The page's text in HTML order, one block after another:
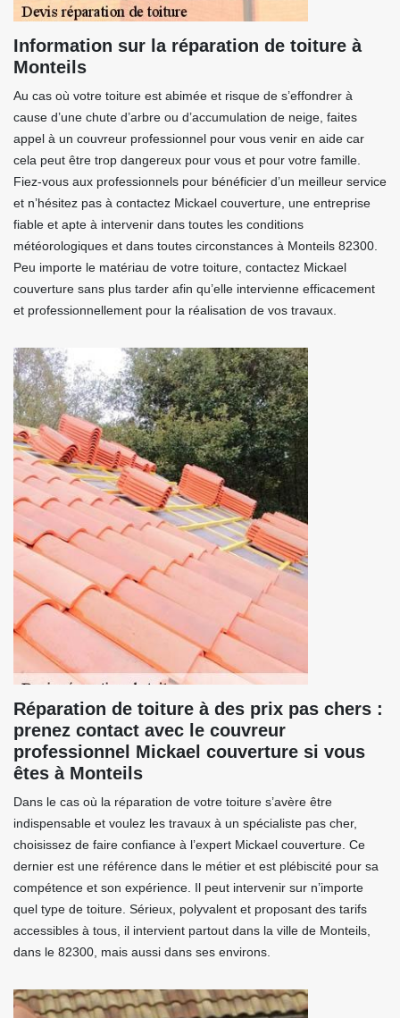
Information sur la réparation de toiture à
Monteils
Au cas où votre toiture est abimée et risque de s’effondrer à
cause d’une chute d’arbre ou d’accumulation de neige, faites
appel à un couvreur professionnel pour vous venir en aide car
cela peut être trop dangereux pour vous et pour votre famille.
Fiez-vous aux professionnels pour bénéficier d’un meilleur service
et n’hésitez pas à contactez Mickael couverture, une entreprise
fiable et apte à intervenir dans toutes les conditions
météorologiques et dans toutes circonstances à Monteils 82300.
Peu importe le matériau de votre toiture, contactez Mickael
couverture sans plus tarder afin qu’elle intervienne efficacement
et professionnellement pour la réalisation de vos travaux.
Réparation de toiture à des prix pas chers :
prenez contact avec le couvreur
professionnel Mickael couverture si vous
êtes à Monteils
Dans le cas où la réparation de votre toiture s’avère être
indispensable et voulez les travaux à un spécialiste pas cher,
choisissez de faire confiance à l’expert Mickael couverture. Ce
dernier est une référence dans le métier et est plébiscité pour sa
compétence et son expérience. Il peut intervenir sur n’importe
quel type de toiture. Sérieux, polyvalent et proposant des tarifs
accessibles à tous, il intervient partout dans la ville de Monteils,
dans le 82300, mais aussi dans ses environs.